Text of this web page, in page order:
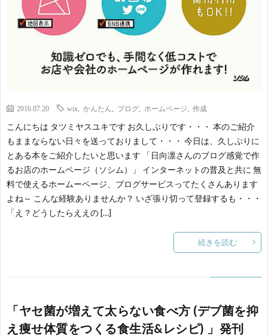
2016.07.20 wix かんたん ブログ ホームページ 作成
こんにちは タツミヤスユキです お久しぶりです・・・ 本のご紹介
もままならない日々を送っておりまして・・・ 今日は、久しぶりに
とある本をご紹介したいと思います 「日向凛さんのブログ感覚で作
るお店のホームページ（ソシム）」 インターネットの普及と共に 無
料で使えるホームーページ、ブログサービスってたくさんあります
よね～ こんな経験ありませんか？ いざ張り切って登録するも・・・
「え？どうしたらええの […]
続きを読む
「ヤセ菌が増えて太らない食べ方 (デブ菌を抑
え痩せ体質をつくる食生活&レシピ) 」発刊